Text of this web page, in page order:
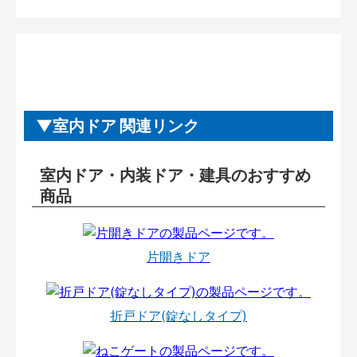
室内ドア 関連リンク
室内ドア・内装ドア・建具のおすすめ
商品
片開きドア
折戸ドア(錠なしタイプ)